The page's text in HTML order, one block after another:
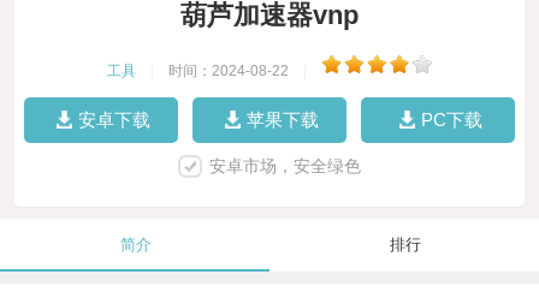
葫芦加速器vnp
工具 时间：2024-08-22
安卓下载 苹果下载 PC下载
安卓市场，安全绿色
简介 排行